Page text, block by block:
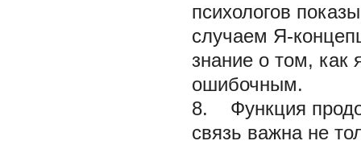
психологов
случаем Я-
знание о том, как
ошибочным.
8. Функция
связь важна не